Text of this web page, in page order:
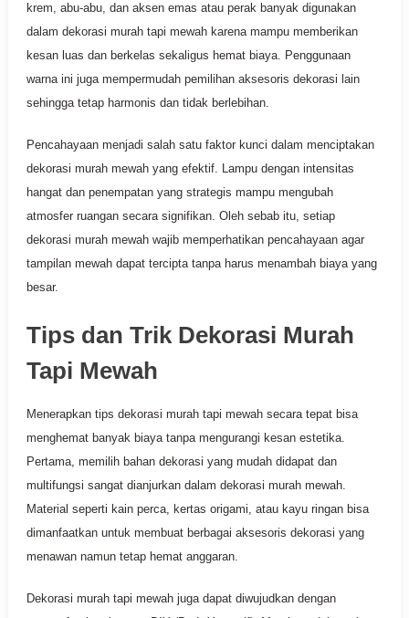
krem, abu-abu, dan aksen emas atau perak banyak digunakan
dalam dekorasi murah tapi mewah karena mampu memberikan
kesan luas dan berkelas sekaligus hemat biaya. Penggunaan
warna ini juga mempermudah pemilihan aksesoris dekorasi lain
sehingga tetap harmonis dan tidak berlebihan.
Pencahayaan menjadi salah satu faktor kunci dalam menciptakan
dekorasi murah mewah yang efektif. Lampu dengan intensitas
hangat dan penempatan yang strategis mampu mengubah
atmosfer ruangan secara signifikan. Oleh sebab itu, setiap
dekorasi murah mewah wajib memperhatikan pencahayaan agar
tampilan mewah dapat tercipta tanpa harus menambah biaya yang
besar.
Tips dan Trik Dekorasi Murah
Tapi Mewah
Menerapkan tips dekorasi murah tapi mewah secara tepat bisa
menghemat banyak biaya tanpa mengurangi kesan estetika.
Pertama, memilih bahan dekorasi yang mudah didapat dan
multifungsi sangat dianjurkan dalam dekorasi murah mewah.
Material seperti kain perca, kertas origami, atau kayu ringan bisa
dimanfaatkan untuk membuat berbagai aksesoris dekorasi yang
menawan namun tetap hemat anggaran.
Dekorasi murah tapi mewah juga dapat diwujudkan dengan